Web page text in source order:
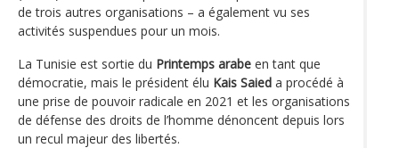
de trois autres organisations – a également vu ses
activités suspendues pour un mois.
La Tunisie est sortie du Printemps arabe en tant que
démocratie, mais le président élu Kais Saied a procédé à
une prise de pouvoir radicale en 2021 et les organisations
de défense des droits de l’homme dénoncent depuis lors
un recul majeur des libertés.